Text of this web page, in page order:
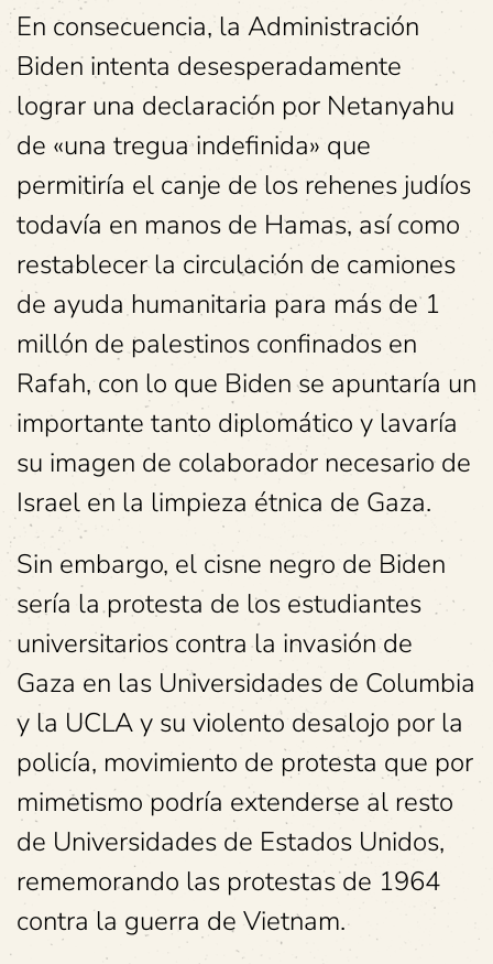
En consecuencia, la Administración
Biden intenta desesperadamente
lograr una declaración por Netanyahu
de «una tregua indefinida» que
permitiría el canje de los rehenes judíos
todavía en manos de Hamas, así como
restablecer la circulación de camiones
de ayuda humanitaria para más de 1
millón de palestinos confinados en
Rafah, con lo que Biden se apuntaría un
importante tanto diplomático y lavaría
su imagen de colaborador necesario de
Israel en la limpieza étnica de Gaza.
Sin embargo, el cisne negro de Biden
sería la protesta de los estudiantes
universitarios contra la invasión de
Gaza en las Universidades de Columbia
y la UCLA y su violento desalojo por la
policía, movimiento de protesta que por
mimetismo podría extenderse al resto
de Universidades de Estados Unidos,
rememorando las protestas de 1964
contra la guerra de Vietnam.